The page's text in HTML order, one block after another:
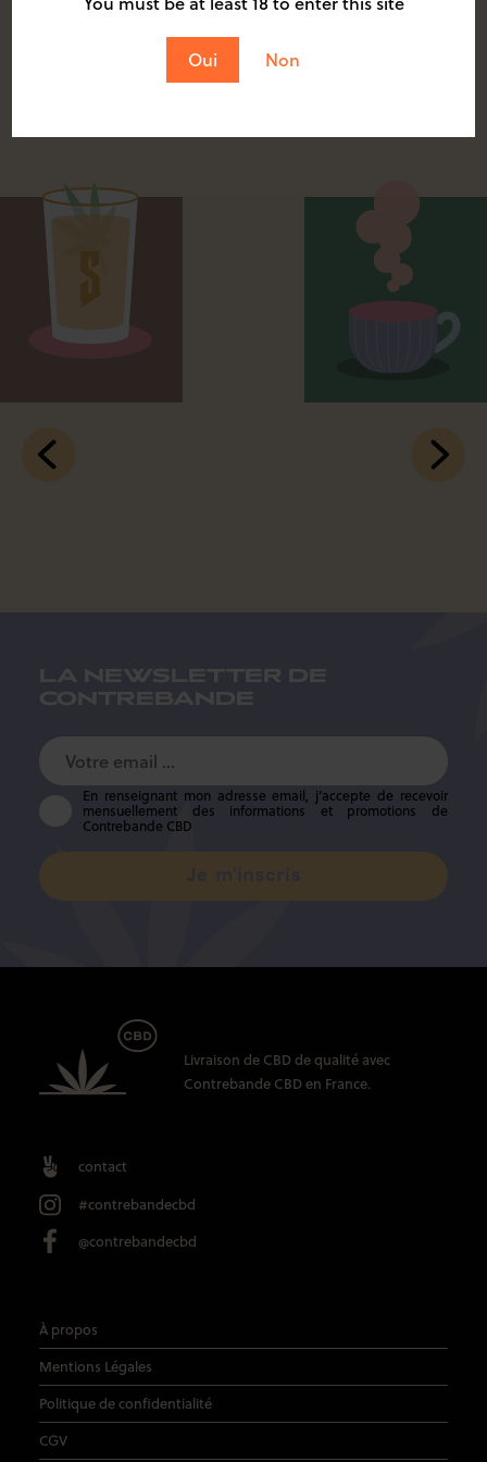
Oui Non
serait pas ce qu’il est!
En renseignant mon adresse email, j’accepte de recevoir
mensuellement des informations et promotions de
Contrebande CBD
Livraison de CBDde qualité avec
Contrebande CBDen France.
contact
#contrebandecbd
@contrebandecbd
À propos
Mentions Légales
Politique de confidentialité
CGV